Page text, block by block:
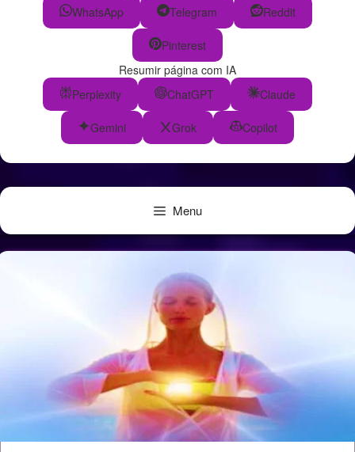
WhatsApp Telegram Reddit
Pinterest
Resumir página com IA
Perplexity
ChatGPT Claude
Gemini Grok Copilot
Menu